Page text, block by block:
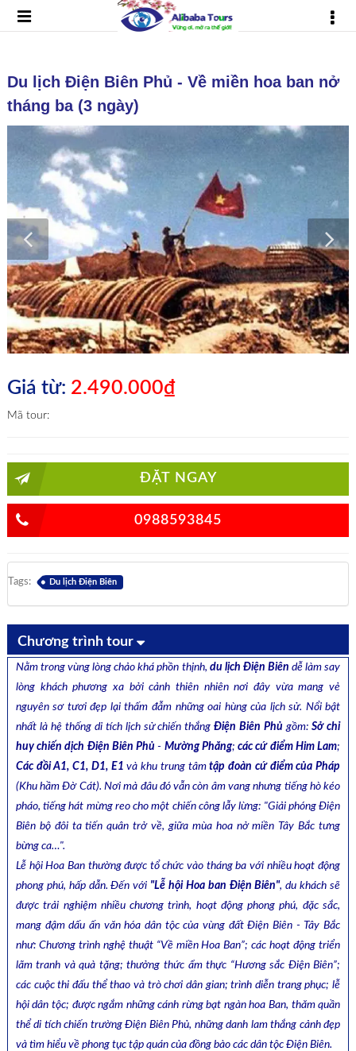
Du lịch Điện Biên Phủ - Về miền hoa ban nở
tháng ba (3 ngày)
Giá từ: 2.490.000₫
Mã tour:
ĐẶT NGAY
0988593845
Tags: Du lịch Điện Biên
Chương trình tour
Nằm trong vùng lòng chảo khá phồn thịnh, du lịch Điện Biên dễ làm say
lòng khách phương xa bởi cảnh thiên nhiên nơi đây vừa mang vẻ
nguyên sơ tươi đẹp lại thấm đẫm những oai hùng của lịch sử. Nổi bật
nhất là hệ thống di tích lịch sử chiến thắngĐiện Biên Phủgồm:Sở chỉ
huy chiến dịch Điện Biên Phủ - Mường Phăng;các cứ điểm Him Lam;
Các đồi A1, C1, D1, E1 và khu trung tâmtập đoàn cứ điểm của Pháp
(Khu hầm Đờ Cát). Nơi mà đâu đó vẫn còn âm vang nhưng tiếng hò kéo
pháo, tiếng hát mừng reo cho một chiến công lẫy lừng: "Giải phóng Điện
Biên bộ đôi ta tiến quân trở về, giữa mùa hoa nở miền Tây Bắc tưng
bừng ca…".
Lễ hội Hoa Ban thường được tổ chức vào tháng ba với nhiều hoạt động
phong phú, hấp dẫn. Đến với "Lễ hội Hoa ban Điện Biên", du khách sẽ
được trải nghiệm nhiều chương trình, hoạt động phong phú, đặc sắc,
mang đậm dấu ấn văn hóa dân tộc của vùng đất Điện Biên - Tây Bắc
như: Chương trình nghệ thuật “Về miền Hoa Ban”; các hoạt động triển
lãm tranh và quà tặng; thưởng thức ẩm thực “Hương sắc Điện Biên”;
các cuộc thi đấu thể thao và trò chơi dân gian; trình diễn trang phục; lễ
hội dân tộc; được ngắm những cánh rừng bạt ngàn hoa Ban, thăm quần
thể di tích chiến trường Điện Biên Phủ, những danh lam thắng cảnh đẹp
và tìm hiểu về phong tục tập quán của đồng bào các dân tộc Điện Biên.